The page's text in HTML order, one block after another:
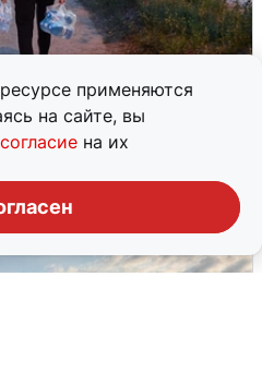
применяются
на сайте, вы
согласие на их
отключений